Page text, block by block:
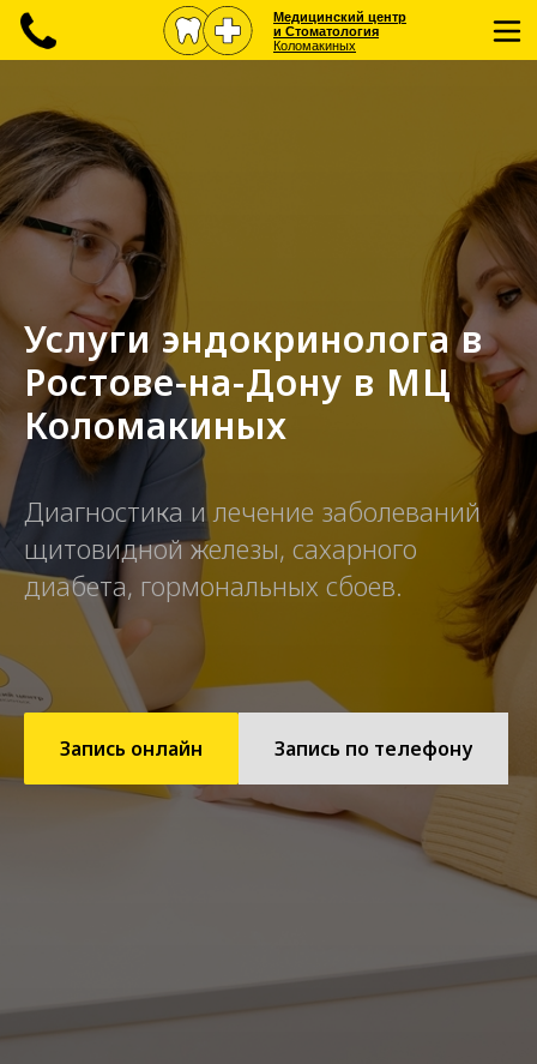
Медицинский центр
и Стоматология
Коломакиных
Услуги эндокринолога в
Ростове-на-Дону в МЦ
Коломакиных
Диагностика и лечение заболеваний
щитовидной железы, сахарного
диабета, гормональных сбоев.
Запись онлайн Запись по телефону